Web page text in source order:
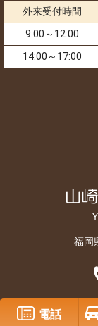
外来受付時間
9:00～12:00
14:00～17:00
福岡
Copyright ©
電話